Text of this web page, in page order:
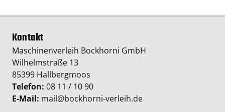
Kontakt
Maschinenverleih Bockhorni GmbH
Wilhelmstraße 13
85399 Hallbergmoos
Telefon: 08 11 / 10 90
E-Mail: mail@bockhorni-verleih.de